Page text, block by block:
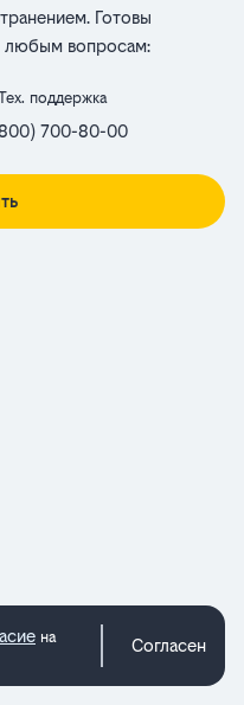
Готовы
любым вопросам:
поддержка
700-80-00
на
Согласен